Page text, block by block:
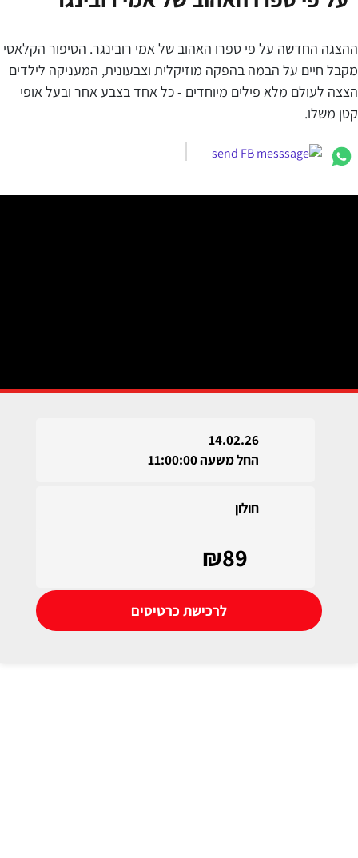
ההצגה החדשה על פי ספרו האהוב של אמי רובינגר. הסיפור הקלאסי
מקבל חיים על הבמה בהפקה מוזיקלית וצבעונית, המעניקה לילדים
הצצה לעולם מלא פילים מיוחדים - כל אחד בצבע אחר ובעל אופי
קטן משלו.
14.02.26
החל משעה 11:00:00
חולון
₪89
לרכישת כרטיסים